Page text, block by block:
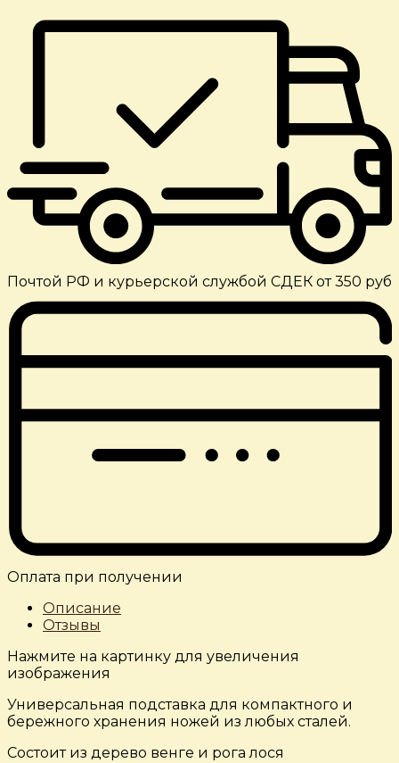
Почтой РФ и курьерской службой СДЕК от 350 руб
Оплата при получении
Описание
Отзывы
Нажмите на картинку для увеличения
изображения
Универсальная подставка для компактного и
бережного хранения ножей из любых сталей.
Состоит из дерево венге и рога лося